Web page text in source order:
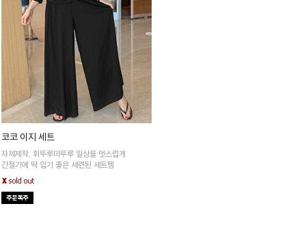
코코 이지 세트
자체제작, 휘뚜루마뚜루 일상을 멋스럽게
간절기에 딱 입기 좋은 세련된 세트템